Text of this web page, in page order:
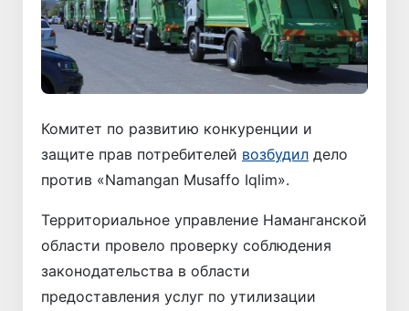
Комитет по развитию конкуренции и
защите прав потребителей возбудил дело
против «Namangan Musaffo Iqlim».
Территориальное управление Наманганской
области провело проверку соблюдения
законодательства в области
предоставления услуг по утилизации